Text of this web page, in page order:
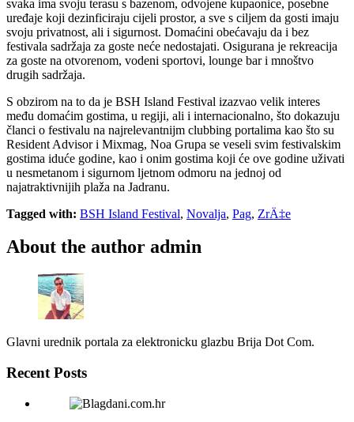
svaka ima svoju terasu s bazenom, odvojene kupaonice, posebne
uređaje koji dezinficiraju cijeli prostor, a sve s ciljem da gosti imaju
svoju privatnost, ali i sigurnost. Domaćini obećavaju da i bez
festivala sadržaja za goste neće nedostajati. Osigurana je rekreacija
za goste na otvorenom, vodeni sportovi, lounge bar i mnoštvo
drugih sadržaja.
S obzirom na to da je BSH Island Festival izazvao velik interes
među domaćim gostima, u regiji, ali i internacionalno, što dokazuju
članci o festivalu na najrelevantnijm clubbing portalima kao što su
Resident Advisor i Mixmag, Noa Grupa se veseli svim festivalskim
gostima iduće godine, kao i onim gostima koji će ove godine uživati
u nesmetanom i sigurnom ljetnom odmoru na jednoj od
najatraktivnijih plaža na Jadranu.
Tagged with: BSH Island Festival, Novalja, Pag, ZrÄ‡e
About the author admin
Glavni urednik portala za elektronicku glazbu Brija Dot Com.
Recent Posts